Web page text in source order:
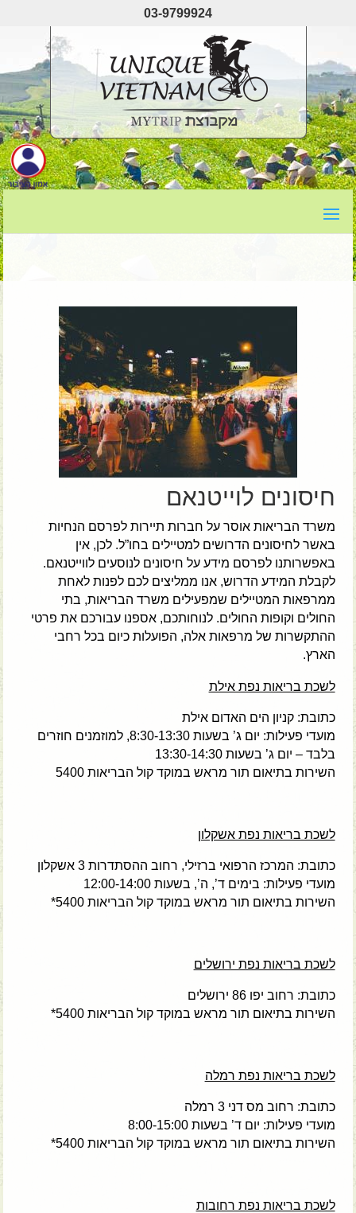
03-9799924
חיסונים לוייטנאם
משרד הבריאות אוסר על חברות תיירות לפרסם הנחיות
באשר לחיסונים הדרושים למטיילים בחו”ל. לכן, אין
באפשרותנו לפרסם מידע על חיסונים לנוסעים לווייטנאם.
לקבלת המידע הדרוש, אנו ממליצים לכם לפנות לאחת
ממרפאות המטיילים שמפעילים משרד הבריאות, בתי
החולים וקופות החולים. לנוחותכם, אספנו עבורכם את פרטי
ההתקשרות של מרפאות אלה, הפועלות כיום בכל רחבי
הארץ.
לשכת בריאות נפת אילת
כתובת: קניון הים האדום אילת
מועדי פעילות: יום ג’ בשעות 8:30-13:30, למוזמנים חוזרים
בלבד – יום ג’ בשעות 13:30-14:30
השירות בתיאום תור מראש במוקד קול הבריאות 5400
לשכת בריאות נפת אשקלון
כתובת: המרכז הרפואי ברזילי, רחוב ההסתדרות 3 אשקלון
מועדי פעילות: בימים ד’, ה’, בשעות 12:00-14:00
השירות בתיאום תור מראש במוקד קול הבריאות 5400*
לשכת בריאות נפת ירושלים
כתובת: רחוב יפו 86 ירושלים
השירות בתיאום תור מראש במוקד קול הבריאות 5400*
לשכת בריאות נפת רמלה
כתובת: רחוב מס דני 3 רמלה
מועדי פעילות: יום ד’ בשעות 8:00-15:00
השירות בתיאום תור מראש במוקד קול הבריאות 5400*
לשכת בריאות נפת רחובות